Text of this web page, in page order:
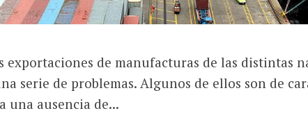
exportaciones de manufacturas de las distintas
serie de problemas. Algunos de ellos son de
una ausencia de...